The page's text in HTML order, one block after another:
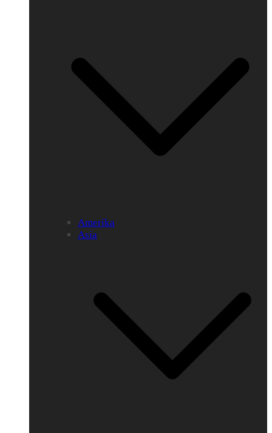
Amerika
Asia